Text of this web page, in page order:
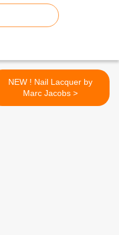
NEW ! Nail Lacquer by
Marc Jacobs >